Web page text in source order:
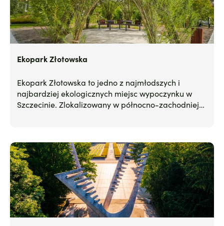
Ekopark Złotowska
Ekopark Złotowska to jedno z najmłodszych i
najbardziej ekologicznych miejsc wypoczynku w
Szczecinie. Zlokalizowany w północno-zachodniej
trudno znaleźć bliżej centrum.